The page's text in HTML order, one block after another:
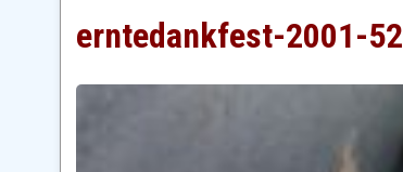
erntedankfest-2001-52